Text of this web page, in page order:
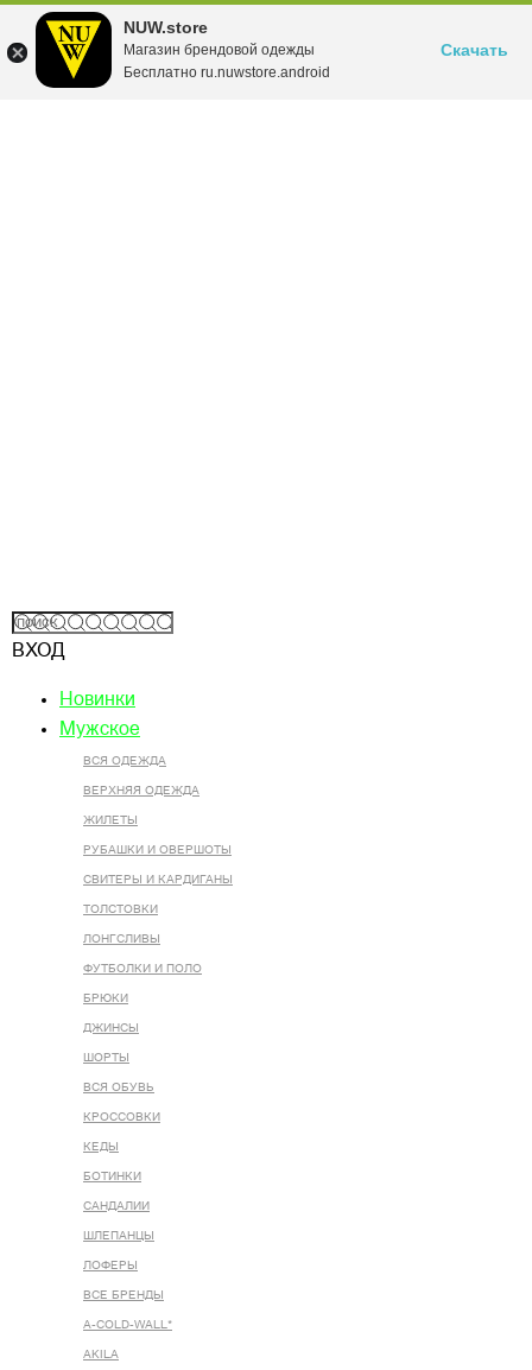
NUW.store
Магазин брендовой одежды
Бесплатно ru.nuwstore.android
Скачать
ВХОД
Новинки
Мужское
ВСЯ ОДЕЖДА
ВЕРХНЯЯ ОДЕЖДА
ЖИЛЕТЫ
РУБАШКИ И ОВЕРШОТЫ
СВИТЕРЫ И КАРДИГАНЫ
ТОЛСТОВКИ
ЛОНГСЛИВЫ
ФУТБОЛКИ И ПОЛО
БРЮКИ
ДЖИНСЫ
ШОРТЫ
ВСЯ ОБУВЬ
КРОССОВКИ
КЕДЫ
БОТИНКИ
САНДАЛИИ
ШЛЕПАНЦЫ
ЛОФЕРЫ
ВСЕ БРЕНДЫ
A-COLD-WALL*
AKILA